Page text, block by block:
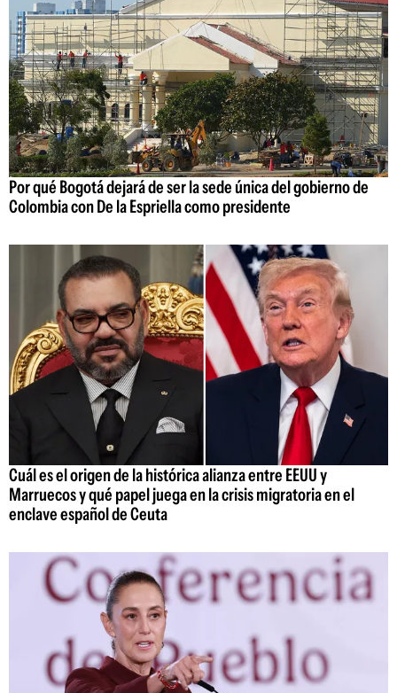
Por qué Bogotá dejará de ser la sede única del gobierno de
Colombia con De la Espriella como presidente
Cuál es el origen de la histórica alianza entre EEUU y
Marruecos y qué papel juega en la crisis migratoria en el
enclave español de Ceuta